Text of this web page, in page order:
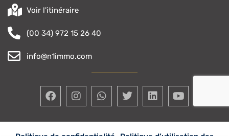
Voir l'itinéraire
(00 34) 972 15 26 40
info@n1immo.com